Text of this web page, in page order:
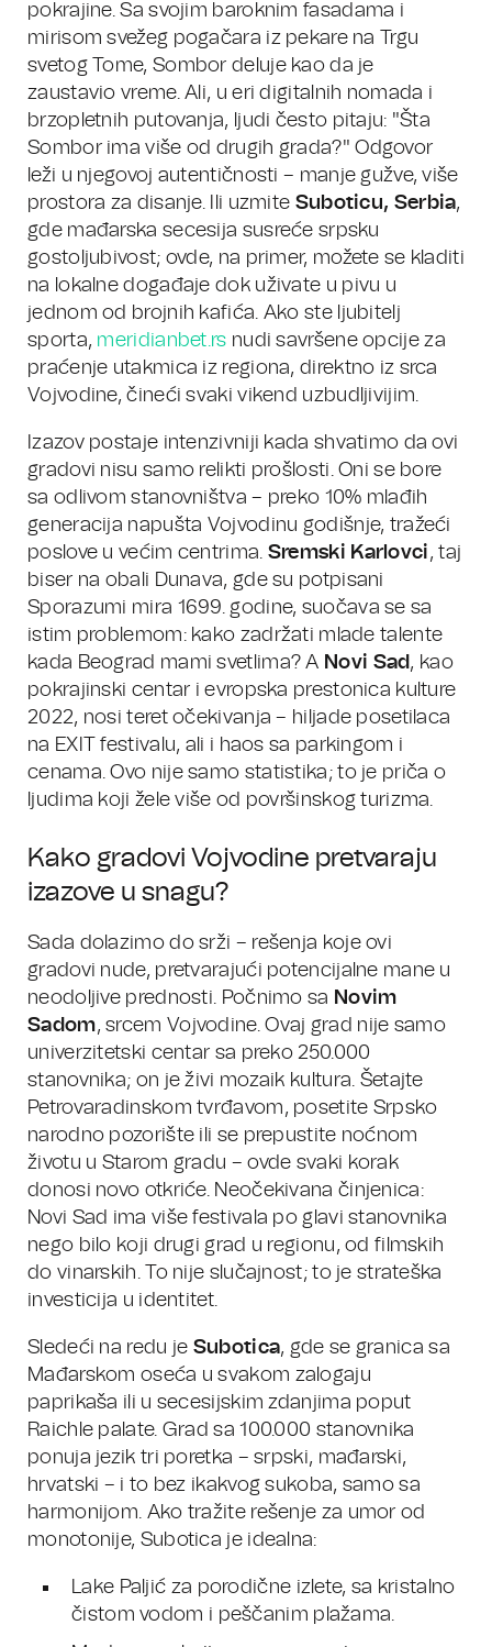
pokrajine. Sa svojim baroknim fasadama i
mirisom svežeg pogačara iz pekare na Trgu
svetog Tome, Sombor deluje kao da je
zaustavio vreme. Ali, u eri digitalnih nomada i
brzopletnih putovanja, ljudi često pitaju: "Šta
Sombor ima više od drugih grada?" Odgovor
leži u njegovoj autentičnosti – manje gužve, više
prostora za disanje. Ili uzmite Suboticu, Serbia,
gde mađarska secesija susreće srpsku
gostoljubivost; ovde, na primer, možete se kladiti
na lokalne događaje dok uživate u pivu u
jednom od brojnih kafića. Ako ste ljubitelj
sporta, meridianbet.rs nudi savršene opcije za
praćenje utakmica iz regiona, direktno iz srca
Vojvodine, čineći svaki vikend uzbudljivijim.
Izazov postaje intenzivniji kada shvatimo da ovi
gradovi nisu samo relikti prošlosti. Oni se bore
sa odlivom stanovništva – preko 10% mlađih
generacija napušta Vojvodinu godišnje, tražeći
poslove u većim centrima. Sremski Karlovci, taj
biser na obali Dunava, gde su potpisani
Sporazumi mira 1699. godine, suočava se sa
istim problemom: kako zadržati mlade talente
kada Beograd mami svetlima? A Novi Sad, kao
pokrajinski centar i evropska prestonica kulture
2022, nosi teret očekivanja – hiljade posetilaca
na EXIT festivalu, ali i haos sa parkingom i
cenama. Ovo nije samo statistika; to je priča o
ljudima koji žele više od površinskog turizma.
Kako gradovi Vojvodine pretvaraju
izazove u snagu?
Sada dolazimo do srži – rešenja koje ovi
gradovi nude, pretvarajući potencijalne mane u
neodoljive prednosti. Počnimo sa Novim
Sadom, srcem Vojvodine. Ovaj grad nije samo
univerzitetski centar sa preko 250.000
stanovnika; on je živi mozaik kultura. Šetajte
Petrovaradinskom tvrđavom, posetite Srpsko
narodno pozorište ili se prepustite noćnom
životu u Starom gradu – ovde svaki korak
donosi novo otkriće. Neočekivana činjenica:
Novi Sad ima više festivala po glavi stanovnika
nego bilo koji drugi grad u regionu, od filmskih
do vinarskih. To nije slučajnost; to je strateška
investicija u identitet.
Sledeći na redu je Subotica, gde se granica sa
Mađarskom oseća u svakom zalogaju
paprikaša ili u secesijskim zdanjima poput
Raichle palate. Grad sa 100.000 stanovnika
ponuja jezik tri poretka – srpski, mađarski,
hrvatski – i to bez ikakvog sukoba, samo sa
harmonijom. Ako tražite rešenje za umor od
monotonije, Subotica je idealna:
Lake Paljić za porodične izlete, sa kristalno
čistom vodom i peščanim plažama.